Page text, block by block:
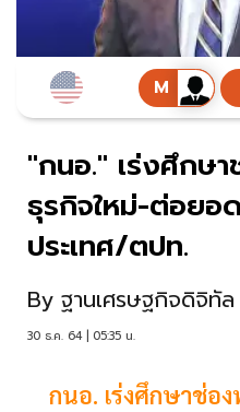
"กนอ." เร่งศึกษ
ธุรกิจใหม่-ต่อยอ
ประเทศ/ตปท.
By ฐานเศรษฐกิจดิจิทัล
30 ธ.ค. 64 | 05:35 น.
กนอ. เร่งศึกษาช่อ